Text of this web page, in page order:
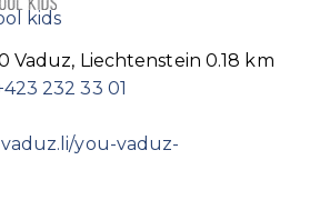
kids
Vaduz, Liechtenstein 0.18 km
232 33 01
you-vaduz-